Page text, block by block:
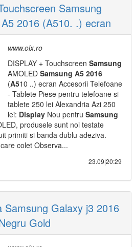
Samsung
2016 (A510. .) ecran
www.olx.ro
DISPLAY + Touchscreen Samsung
AMOLED Samsung A5 2016
(A510 ..) ecran Accesorii Telefoane
- Tablete Piese pentru telefoane si
tablete 250 lei Alexandria Azi 250
lei: Display Nou pentru Samsung
produsele sunt noi testate
primiti si banda dublu adeziva.
colet Observa...
23.09|20:29
Samsung Galaxy j3 2016
Gold